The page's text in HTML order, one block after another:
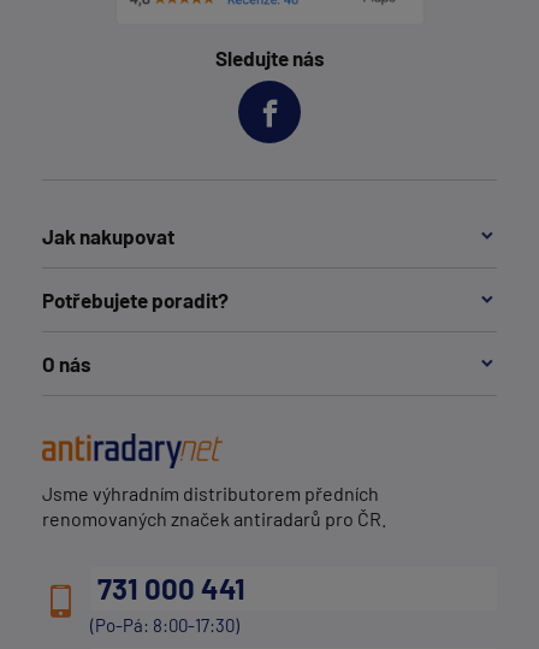
Sledujte nás
Jak nakupovat
Potřebujete poradit?
O nás
Jsme výhradním distributorem předních
renomovaných značek antiradarů pro ČR.
731 000 441
(Po-Pá: 8:00-17:30)